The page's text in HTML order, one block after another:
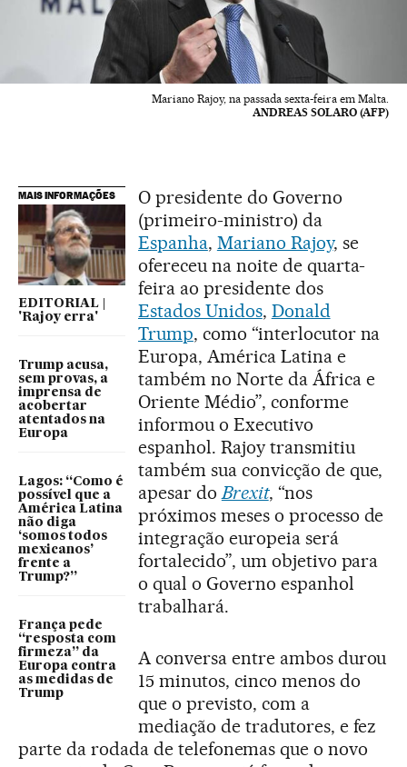
Mariano Rajoy, na passada sexta-feira em Malta.
ANDREAS SOLARO (AFP)
MAIS INFORMAÇÕES
EDITORIAL |
'Rajoy erra'
Trump acusa,
sem provas, a
imprensa de
acobertar
atentados na
Europa
Lagos: “Como é
possível que a
América Latina
não diga
‘somos todos
mexicanos’
frente a
Trump?”
França pede
“resposta com
firmeza” da
Europa contra
as medidas de
Trump
O presidente do Governo
(primeiro-ministro) da
Espanha, Mariano Rajoy, se
ofereceu na noite de quarta-
feira ao presidente dos
Estados Unidos, Donald
Trump, como “interlocutor na
Europa, América Latina e
também no Norte da África e
Oriente Médio”, conforme
informou o Executivo
espanhol. Rajoy transmitiu
também sua convicção de que,
apesar doBrexit, “nos
próximos meses o processo de
integração europeia será
fortalecido”, um objetivo para
o qual o Governo espanhol
trabalhará.
A conversa entre ambos durou
15 minutos, cinco menos do
que o previsto, com a
mediação de tradutores, e fez
parte da rodada de telefonemas que o novo